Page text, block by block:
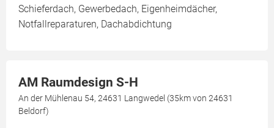
Schieferdach, Gewerbedach, Eigenheimdächer,
Notfallreparaturen, Dachabdichtung
AM Raumdesign S-H
An der Mühlenau 54, 24631 Langwedel (35km von 24631
Beldorf)